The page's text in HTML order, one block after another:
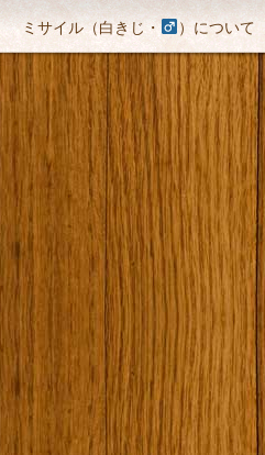
ミサイル（白きじ・ ）について